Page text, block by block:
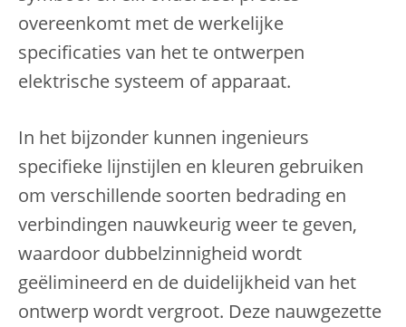
overeenkomt met de werkelijke
specificaties van het te ontwerpen
elektrische systeem of apparaat.
In het bijzonder kunnen ingenieurs
specifieke lijnstijlen en kleuren gebruiken
om verschillende soorten bedrading en
verbindingen nauwkeurig weer te geven,
waardoor dubbelzinnigheid wordt
geëlimineerd en de duidelijkheid van het
ontwerp wordt vergroot. Deze nauwgezette